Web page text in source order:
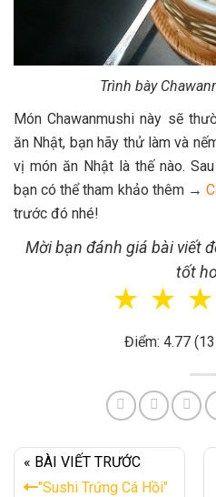
Trình bày
Món Chawanmushi này sẽ
ăn Nhật, bạn hãy thử làm và
vị món ăn Nhật là thế nào.
bạn có thể tham khảo thêm →
trước đó nhé!
Mời bạn đánh giá bài viết
tốt
☆
☆
☆
Điểm: 4.77
« BÀI VIẾT TRƯỚC
"Sushi Trứng Cá Hồi"